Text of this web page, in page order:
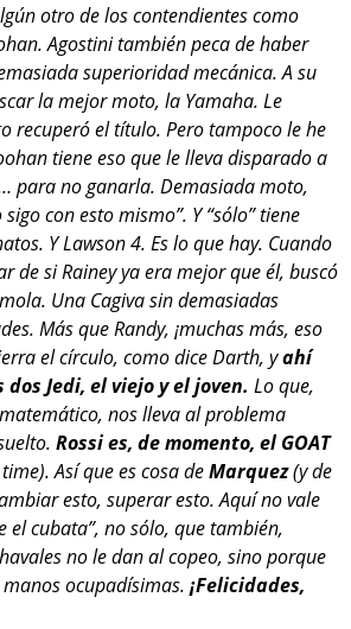
otro de los contendientes como
Agostini también peca de haber
superioridad mecánica. A su
la mejor moto, la Yamaha. Le
recuperó el título. Pero tampoco le he
tiene eso que le lleva disparado a
para no ganarla. Demasiada moto,
con esto mismo”. Y “sólo” tiene
Y Lawson 4. Es lo que hay. Cuando
de si Rainey ya era mejor que él, buscó
Una Cagiva sin demasiadas
Más que Randy, ¡muchas más, eso
el círculo, como dice Darth, yahí
Jedi, el viejo y el joven. Lo que,
nos lleva al problema
Rossi es, de momento, el GOAT
Así que es cosa deMarquez(y de
esto, superar esto. Aquí no vale
el cubata”, no sólo, que también,
no le dan al copeo, sino porque
ocupadísimas. ¡Felicidades,